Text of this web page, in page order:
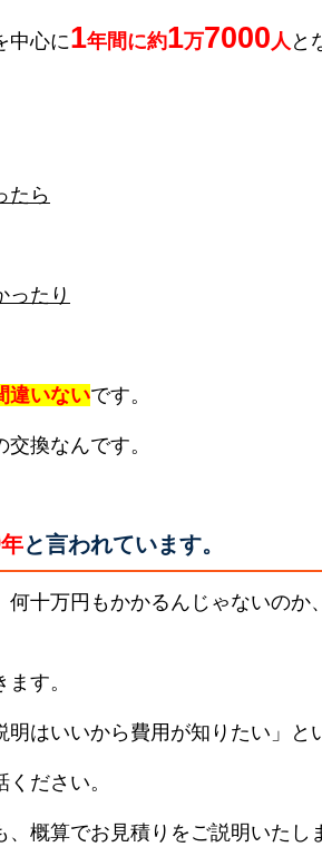
中心に1年間に約1万7000人 と
たら
ったり
違いないです。
換なんです。
年と言われています。
十万円もかかるんじゃないのか
す。
はいいから費用が知りたい」と
ださい。
概算でお見積りをご説明いたし